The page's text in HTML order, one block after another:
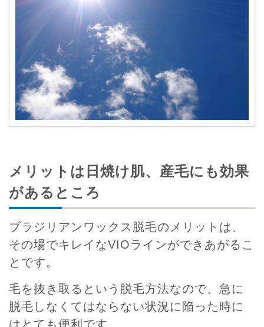
メリットは日焼け肌、産毛にも効果
があるところ
ブラジリアンワックス脱毛のメリットは、
その場でキレイなVIOラインができあがるこ
とです。
毛を抜き取るという脱毛方法なので、急に
脱毛しなくてはならない状況に陥った時に
はとても便利です。